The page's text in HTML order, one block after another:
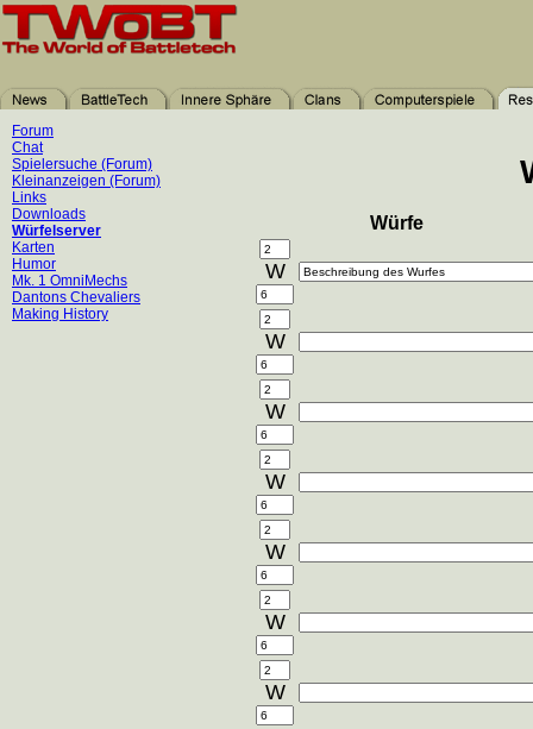
Forum
Chat
Spielersuche (Forum)
Kleinanzeigen (Forum)
Links
Downloads
Würfelserver
Karten
Humor
Mk. 1 OmniMechs
Dantons Chevaliers
Making History
Würfe
W
W
W
W
W
W
W